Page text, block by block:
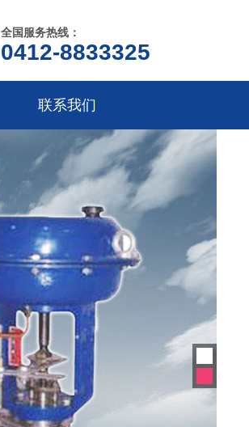
全国服务热线：
0412-8833325
联系我们